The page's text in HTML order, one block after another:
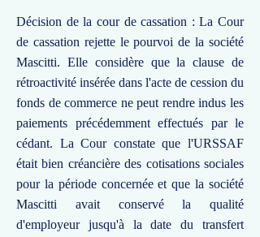
Décision de la cour de cassation : La Cour
de cassation rejette le pourvoi de la société
Mascitti. Elle considère que la clause de
rétroactivité insérée dans l'acte de cession du
fonds de commerce ne peut rendre indus les
paiements précédemment effectués par le
cédant. La Cour constate que l'URSSAF
était bien créancière des cotisations sociales
pour la période concernée et que la société
Mascitti avait conservé la qualité
d'employeur jusqu'à la date du transfert